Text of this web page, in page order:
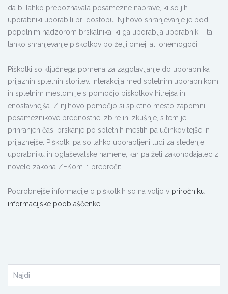
da bi lahko prepoznavala posamezne naprave, ki so jih
uporabniki uporabili pri dostopu. Njihovo shranjevanje je pod
popolnim nadzorom brskalnika, ki ga uporablja uporabnik – ta
lahko shranjevanje piškotkov po želji omeji ali onemogoči.
Piškotki so ključnega pomena za zagotavljanje do uporabnika
prijaznih spletnih storitev. Interakcija med spletnim uporabnikom
in spletnim mestom je s pomočjo piškotkov hitrejša in
enostavnejša. Z njihovo pomočjo si spletno mesto zapomni
posameznikove prednostne izbire in izkušnje, s tem je
prihranjen čas, brskanje po spletnih mestih pa učinkovitejše in
prijaznejše. Piškotki pa so lahko uporabljeni tudi za sledenje
uporabniku in oglaševalske namene, kar pa želi zakonodajalec z
novelo zakona ZEKom-1 preprečiti.
Podrobnejše informacije o piškotkih so na voljo v priročniku
informacijske pooblaščenke